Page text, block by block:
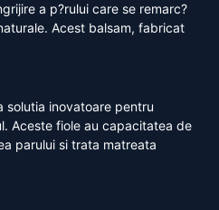
a p?rului care se remarc?
Acest balsam, fabricat
solutia inovatoare pentru
Aceste fiole au capacitatea de
parului si trata matreata